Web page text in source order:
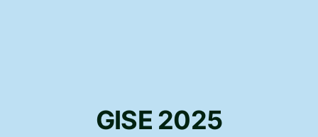
GISE 2025